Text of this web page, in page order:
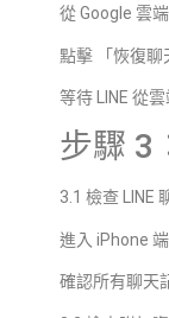
從 Google 雲
點擊 「恢復聊
等待 LINE 從
步驟 3
3.1 檢查 LINE
進入 iPhone 端
確認所有聊天